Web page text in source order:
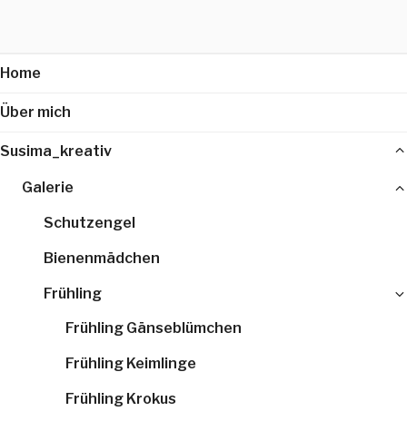
Home
Über mich
Susima_kreativ
Galerie
Schutzengel
Bienenmädchen
Frühling
Frühling Gänseblümchen
Frühling Keimlinge
Frühling Krokus